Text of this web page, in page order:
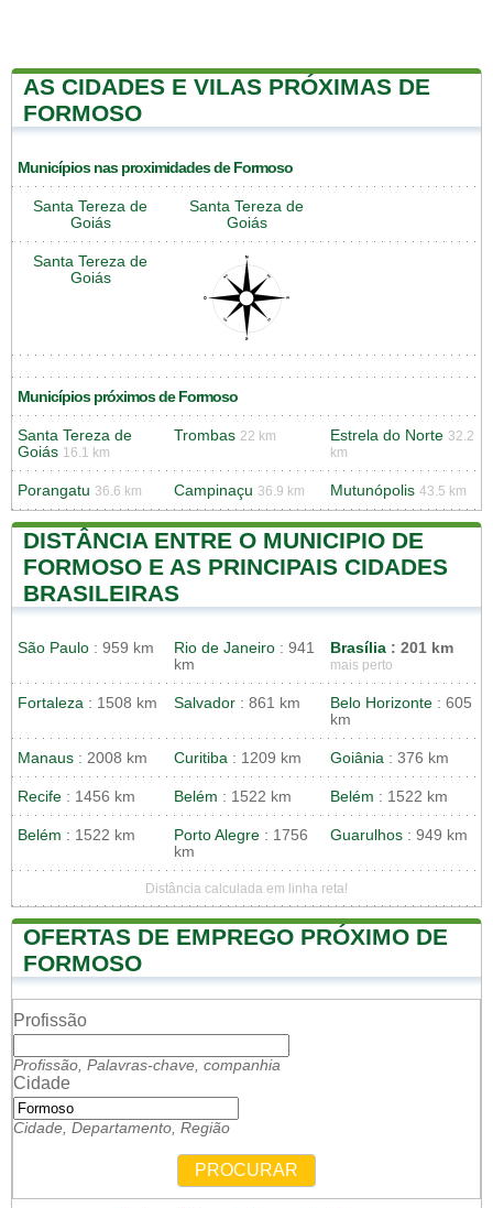
AS CIDADES E VILAS PRÓXIMAS DE
FORMOSO
Municípios nas proximidades de Formoso
Santa Tereza de
Goiás
Santa Tereza de
Goiás
Santa Tereza de
Goiás
Municípios próximos de Formoso
Santa Tereza de
Goiás 16.1 km
Trombas 22 km Estrela do Norte 32.2
km
Porangatu 36.6 km Campinaçu 36.9 km Mutunópolis 43.5 km
DISTÂNCIA ENTRE O MUNICIPIO DE
FORMOSO E AS PRINCIPAIS CIDADES
BRASILEIRAS
São Paulo : 959 km Rio de Janeiro : 941
km
Brasília : 201 km
mais perto
Fortaleza : 1508 km Salvador : 861 km Belo Horizonte : 605
km
Manaus : 2008 km Curitiba : 1209 km Goiânia : 376 km
Recife : 1456 km Belém : 1522 km Belém : 1522 km
Belém : 1522 km Porto Alegre : 1756
km
Guarulhos : 949 km
Distância calculada em linha reta!
OFERTAS DE EMPREGO PRÓXIMO DE
FORMOSO
Profissão
Profissão, Palavras-chave, companhia
Cidade
Cidade, Departamento, Região
PROCURAR